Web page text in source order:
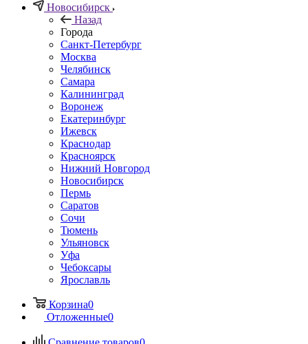
Новосибирск
Назад
Города
Санкт-Петербург
Москва
Челябинск
Самара
Калининград
Воронеж
Екатеринбург
Ижевск
Краснодар
Красноярск
Нижний Новгород
Новосибирск
Пермь
Саратов
Сочи
Тюмень
Ульяновск
Уфа
Чебоксары
Ярославль
Корзина0
Отложенные0